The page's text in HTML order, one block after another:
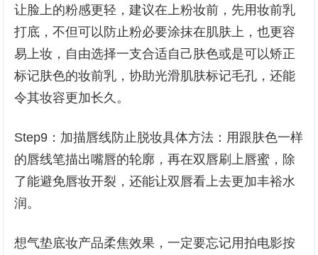
让脸上的粉感更轻，建议在上粉妆前，先用妆前乳
打底，不但可以防止粉必要涂抹在肌肤上，也更容
易上妆，自由选择一支合适自己肤色或是可以矫正
标记肤色的妆前乳，协助光滑肌肤标记毛孔，还能
令其妆容更加长久。
Step9：加描唇线防止脱妆具体方法：用跟肤色一样
的唇线笔描出嘴唇的轮廓，再在双唇刷上唇蜜，除
了能避免唇妆开裂，还能让双唇看上去更加丰裕水
润。
想气垫底妆产品柔焦效果，一定要忘记用拍电影按